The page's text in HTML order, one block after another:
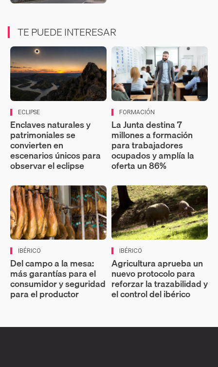
TE PUEDE INTERESAR
ECLIPSE
Enclaves naturales y
patrimoniales se
convierten en
escenarios únicos para
observar el eclipse
FORMACIÓN
La Junta destina 7
millones a formación
para trabajadores
ocupados y amplía la
oferta un 86%
IBÉRICO
Del campo a la mesa:
más garantías para el
consumidor y seguridad
para el productor
IBÉRICO
Agricultura aprueba un
nuevo protocolo para
reforzar la trazabilidad y
el control del ibérico